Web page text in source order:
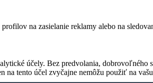
na zasielanie reklamy alebo na
účely. Bez predvolania,
na tento účel zvyčajne nemôžu použiť na